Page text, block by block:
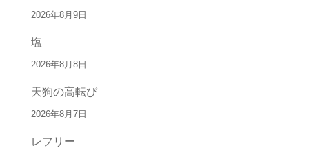
2026年8月9日
塩
2026年8月8日
天狗の高転び
2026年8月7日
レフリー